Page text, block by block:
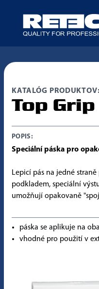
KATALÓG PRODUKTOV:
Top Grip
POPIS:
Speciální páska pro
Lepicí pás na jedné
podkladem, speciální
umožňují opakovaně
páska se aplikuje na
vhodné pro použití v